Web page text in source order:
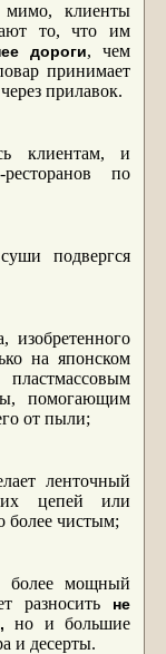
мимо, клиенты
то, что им
дороги, чем
принимает
прилавок.
клиентам, и
по
подвергся
изобретенного
на японском
помогающим
от пыли;
ленточный
цепей или
более чистым;
более мощный
разносить не
но и большие
и десерты.